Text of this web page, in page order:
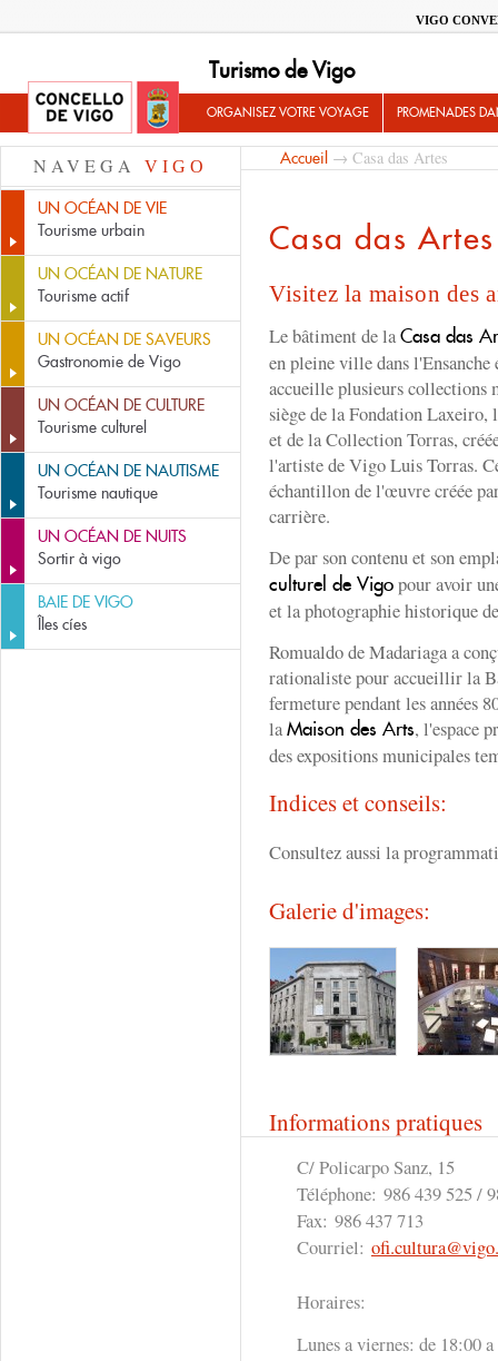
VIGO
Turismo de Vigo
ORGANISEZ VOTRE VOYAGE PROMENADES
NAVEGA VIGO
UN OCÉAN DE VIE
Tourisme urbain
UN OCÉAN DE NATURE
Tourisme actif
UN OCÉAN DE SAVEURS
Gastronomie de Vigo
UN OCÉAN DE CULTURE
Tourisme culturel
UN OCÉAN DE NAUTISME
Tourisme nautique
UN OCÉAN DE NUITS
Sortir à vigo
BAIE DE VIGO
Îles cíes
Accueil → Casa das Artes
Casa das Artes
Visitez la maison des
Le bâtiment de laCasa das
en pleine ville dans
accueille plusieurs collections
siège de la Fondation
et de la Collection Torras,
l'artiste de Vigo Luis Torras.
échantillon de l'œuvre créée
carrière.
De par son contenu et son
culturel de Vigopour avoir
et la photographie historique
Romualdo de Madariaga a
rationaliste pour accueillir la
fermeture pendant les années
laMaison des Arts, l'espace
des expositions municipales
Indices et conseils:
Consultez aussi la
Galerie d'images:
Informations pratiques
C/ Policarpo Sanz, 15
Téléphone: 986 439 525 /
Fax: 986 437 713
Courriel:
Horaires:
Lunes a viernes: de 18:00